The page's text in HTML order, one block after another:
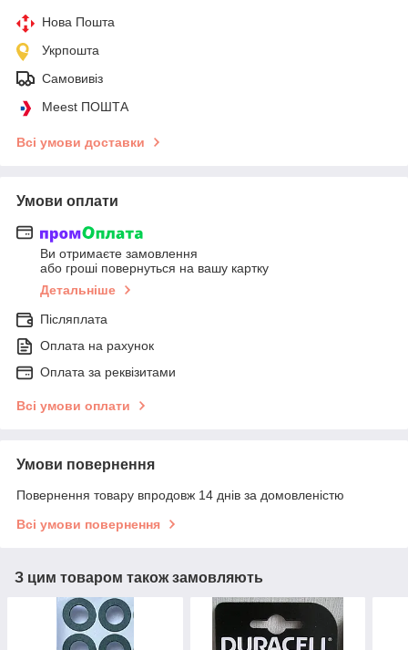
Нова Пошта
Укрпошта
Самовивіз
Meest ПОШТА
Всі умови доставки
Умови оплати
Ви отримаєте замовлення
або гроші повернуться на вашу картку
Детальніше
Післяплата
Оплата на рахунок
Оплата за реквізитами
Всі умови оплати
Умови повернення
Повернення товару впродовж 14 днів за домовленістю
Всі умови повернення
З цим товаром також замовляють